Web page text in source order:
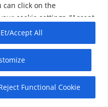
can click on the
cookie settings, “Accept
or “Reject Functional
You can review the
use them. You can
via this
Functional Cookie
Accept All